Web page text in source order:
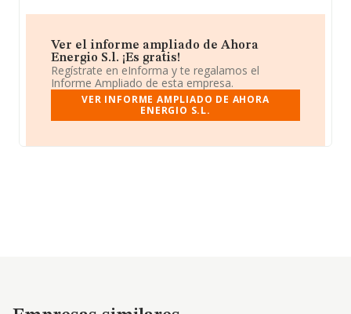
Ver el informe ampliado de Ahora
Energio S.l. ¡Es gratis!
Regístrate en eInforma y te regalamos el
Informe Ampliado de esta empresa.
VER INFORME AMPLIADO DE AHORA
ENERGIO S.L.
Empresas similares